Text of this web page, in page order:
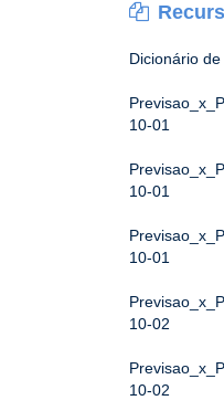
Dicionário
10-01
10-01
10-01
10-02
10-02